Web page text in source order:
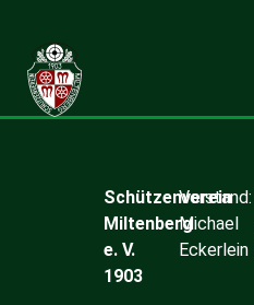
Schützenverein
Miltenberg
e. V.
1903
Vorstand:
Michael
Eckerlein